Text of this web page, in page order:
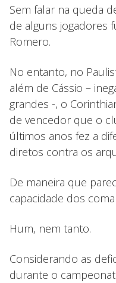
Sem falar na queda
de alguns jogadores
Romero.
No entanto, no
além de Cássio –
grandes -, o
de vencedor que o
últimos anos fez a
diretos contra os
De maneira que
capacidade dos
Hum, nem tanto.
Considerando as
durante o